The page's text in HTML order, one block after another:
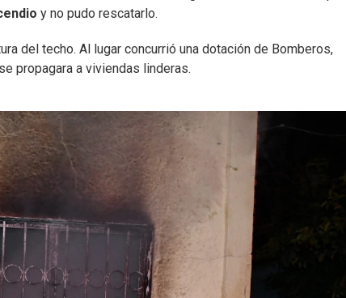
y no pudo rescatarlo.
del techo. Al lugar concurrió una dotación de Bomberos,
propagara a viviendas linderas.